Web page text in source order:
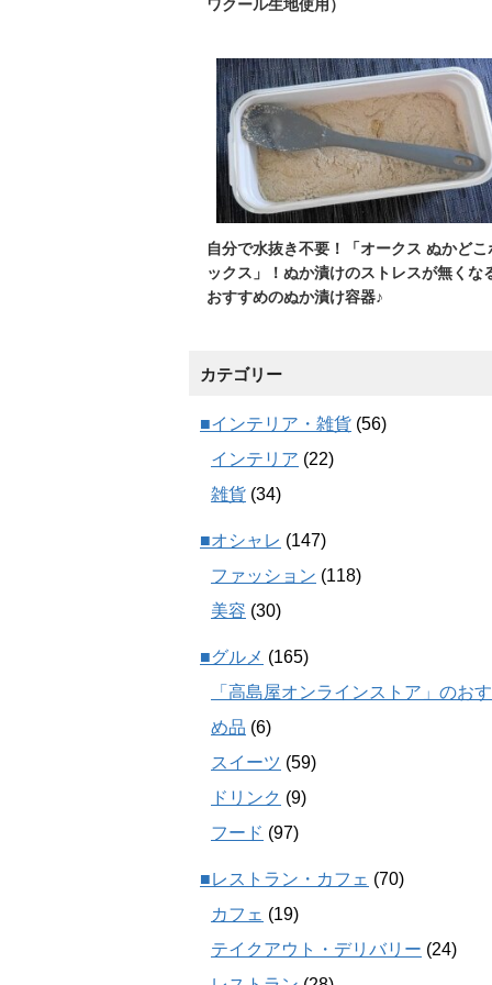
ワクール生地使用）
自分で水抜き不要！「オークス ぬかどこ
ックス」！ぬか漬けのストレスが無くな
おすすめのぬか漬け容器♪
カテゴリー
■インテリア・雑貨 (56)
インテリア (22)
雑貨 (34)
■オシャレ (147)
ファッション (118)
美容 (30)
■グルメ (165)
「高島屋オンラインストア」のお
め品 (6)
スイーツ (59)
ドリンク (9)
フード (97)
■レストラン・カフェ (70)
カフェ (19)
テイクアウト・デリバリー (24)